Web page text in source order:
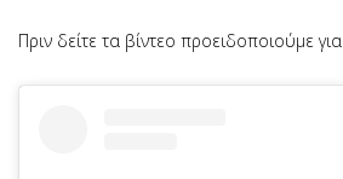
Πριν δείτε τα βίντεο προειδοποιούμε για